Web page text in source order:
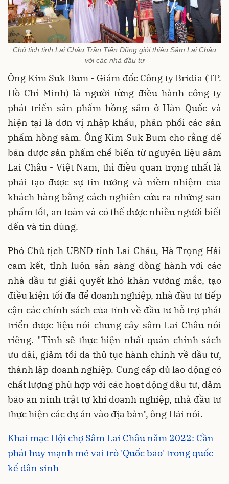
Chủ tịch tỉnh Lai Châu Trần Tiến Dũng giới thiệu Sâm Lai Châu
với các nhà đầu tư
Ông Kim Suk Bum - Giám đốc Công ty Bridia (TP.
Hồ Chí Minh) là người từng điều hành công ty
phát triển sản phẩm hồng sâm ở Hàn Quốc và
hiện tại là đơn vị nhập khẩu, phân phối các sản
phẩm hồng sâm. Ông Kim Suk Bum cho rằng để
bán được sản phẩm chế biến từ nguyên liệu sâm
Lai Châu - Việt Nam, thì điều quan trọng nhất là
phải tạo được sự tin tưởng và niềm nhiệm của
khách hàng bằng cách nghiên cứu ra những sản
phẩm tốt, an toàn và có thể được nhiều người biết
đến và tin dùng.
Phó Chủ tịch UBND tỉnh Lai Châu, Hà Trọng Hải
cam kết, tỉnh luôn sẵn sàng đồng hành với các
nhà đầu tư giải quyết khó khăn vướng mắc, tạo
điều kiện tối đa để doanh nghiệp, nhà đầu tư tiếp
cận các chính sách của tỉnh về đầu tư hỗ trợ phát
triển dược liệu nói chung cây sâm Lai Châu nói
riêng. "Tỉnh sẽ thực hiện nhất quán chính sách
ưu đãi, giảm tối đa thủ tục hành chính về đầu tư,
thành lập doanh nghiệp. Cung cấp đủ lao động có
chất lượng phù hợp với các hoạt động đầu tư, đảm
bảo an ninh trật tự khi doanh nghiệp, nhà đầu tư
thực hiện các dự án vào địa bàn", ông Hải nói.
Khai mạc Hội chợ Sâm Lai Châu năm 2022: Cần
phát huy mạnh mẽ vai trò 'Quốc bảo' trong quốc
kế dân sinh